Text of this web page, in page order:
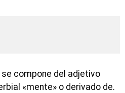
compone del adjetivo
«mente» o derivado de.